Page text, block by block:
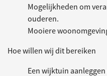
Mogelijkheden om
ouderen.
Mooiere
Hoe willen wij dit bereiken
Een wijktuin